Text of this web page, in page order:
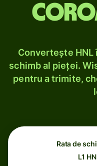
Convertește HNL
schimb al pieței.
pentru a trimite,
Rata de
L1